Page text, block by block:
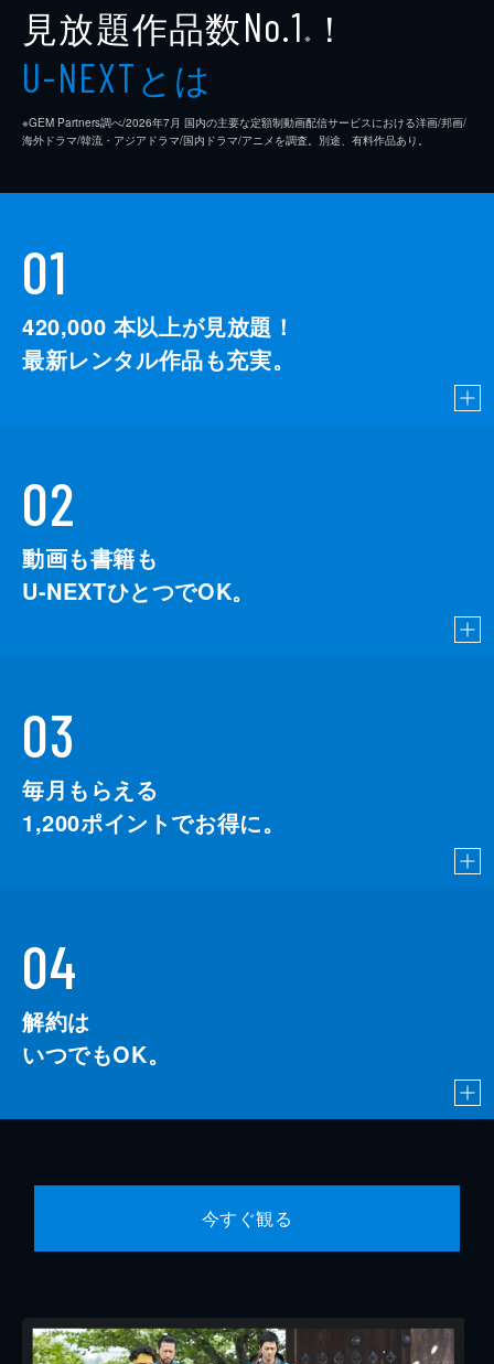
見放題作品数No.1 ※ ！
U-NEXTとは
※GEM Partners調べ/2026年7⽉ 国内の主要な定額制動画配信サービスにおける洋画/邦画/
海外ドラマ/韓流・アジアドラマ/国内ドラマ/アニメを調査。別途、有料作品あり。
01
420,000 本以上が見放題！
最新レンタル作品も充実。
02
動画も書籍も
U-NEXTひとつでOK。
03
毎月もらえる
1,200ポイントでお得に。
04
解約は
いつでもOK。
今すぐ観る